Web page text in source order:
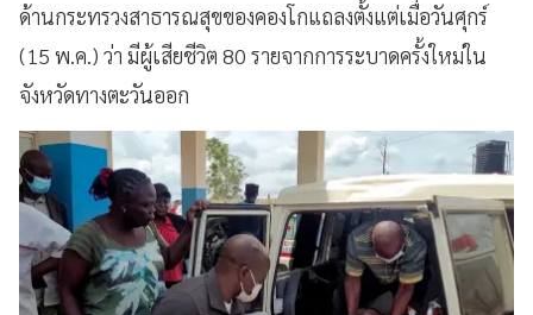
ด้านกระทรวงสาธารณสุขของคองโกแถลงตั้งแต่เมื่อวันศุกร์
(15 พ.ค.) ว่า มีผู้เสียชีวิต 80 รายจากการระบาดครั้งใหม่ใน
จังหวัดทางตะวันออก